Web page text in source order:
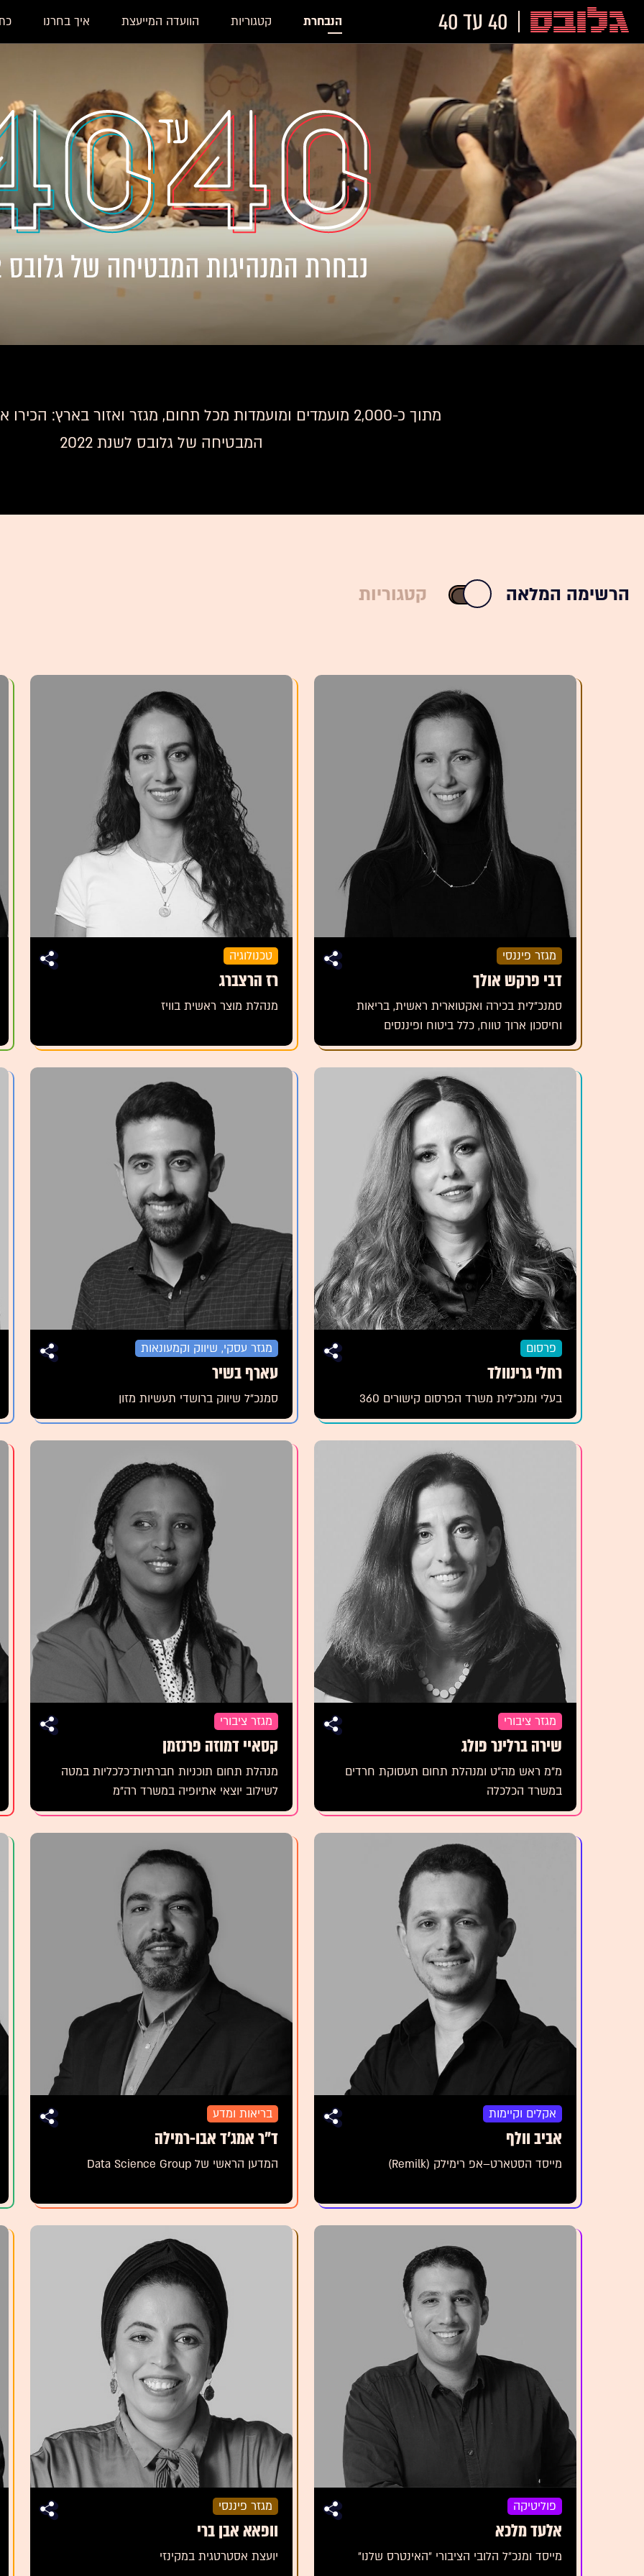
40 עד 40 הנבחרת קטגוריות הוועדה המייעצת איך בחרנו
מתוך כ-2,000 מועמדים ומועמדות מכל תחום, מגזר ואזור בארץ:
המבטיחה של גלובס לשנת 2022
הרשימה המלאה קטגוריות
מגזר פיננסי
דבי פרקש אולך
סמנכ"לית בכירה ואקטוארית ראשית, בריאות
וחיסכון ארוך טווח, כלל ביטוח ופיננסים
טכנולוגיה
רז הרצברג
מנהלת מוצר ראשית בוויז
פרסום
רחלי גרינוולד
בעלי ומנכ"לית משרד הפרסום קישורים 360
מגזר עסקי, שיווק וקמעונאות
עארף בשיר
סמנכ"ל שיווק ברושדי תעשיות מזון
מגזר ציבורי
שירה ברלינר פולג
מ"מ ראש מה"ט ומנהלת תחום תעסוקת חרדים
במשרד הכלכלה
מגזר ציבורי
קסאיי דמוזה פרנזמן
מנהלת תחום תוכניות חברתיות־כלכליות במטה
לשילוב יוצאי אתיופיה במשרד רה"מ
אקלים וקיימות
אביב וולף
מייסד הסטארט–אפ רימילק (Remilk)
בריאות ומדע
ד"ר אמג'ד אבו-רמילה
המדען הראשי של Data Science Group
פוליטיקה
אלעד מלכא
מייסד ומנכ״ל הלובי הציבורי ״האינטרס שלנו״
מגזר פיננסי
וופאא אבן ברי
יועצת אסטרטגית במקינזי